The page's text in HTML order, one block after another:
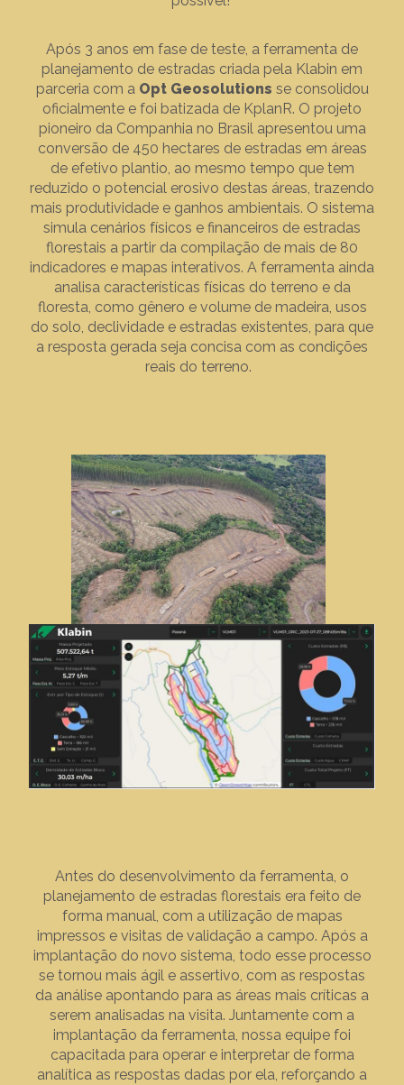
Após 3 anos em fase de teste, a ferramenta de
planejamento de estradas criada pela Klabin em
parceria com a Opt Geosolutions se consolidou
oficialmente e foi batizada de KplanR. O projeto
pioneiro da Companhia no Brasil apresentou uma
conversão de 450 hectares de estradas em áreas
de efetivo plantio, ao mesmo tempo que tem
reduzido o potencial erosivo destas áreas, trazendo
mais produtividade e ganhos ambientais. O sistema
simula cenários físicos e financeiros de estradas
florestais a partir da compilação de mais de 80
indicadores e mapas interativos. A ferramenta ainda
analisa características físicas do terreno e da
floresta, como gênero e volume de madeira, usos
do solo, declividade e estradas existentes, para que
a resposta gerada seja concisa com as condições
reais do terreno.
Antes do desenvolvimento da ferramenta, o
planejamento de estradas florestais era feito de
forma manual, com a utilização de mapas
impressos e visitas de validação a campo. Após a
implantação do novo sistema, todo esse processo
se tornou mais ágil e assertivo, com as respostas
da análise apontando para as áreas mais críticas a
serem analisadas na visita. Juntamente com a
implantação da ferramenta, nossa equipe foi
capacitada para operar e interpretar de forma
analítica as respostas dadas por ela, reforçando a